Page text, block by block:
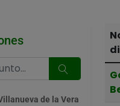
de la Vera